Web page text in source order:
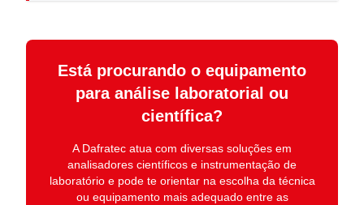
Está procurando o equipamento
para análise laboratorial ou
científica?
A Dafratec atua com diversas soluções em
analisadores científicos e instrumentação de
laboratórioe pode te orientar na escolha da técnica
ou equipamento mais adequado entre as